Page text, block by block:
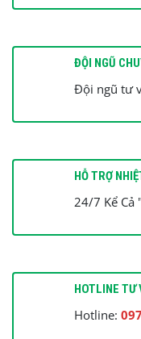
ĐỘI NGŨ
Đội ngũ tư
HỖ TRỢ
24/7 Kể Cả
HOTLINE TƯ
Hotline: